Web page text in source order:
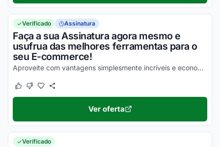
Verificado Assinatura
Faça a sua Assinatura agora mesmo e
usufrua das melhores ferramentas para o
seu E-commerce!
Aproveite com vantagens simplesmente incríveis e economize em toda a sua assinatura!
Este cupom funcionou
Este cupom não funcionou
Ver oferta
Verificado